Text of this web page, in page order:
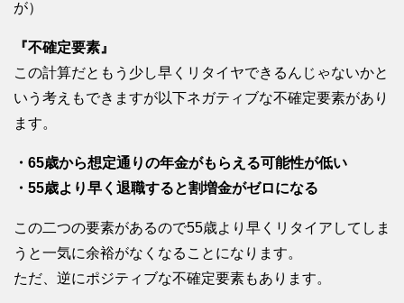
が）
『不確定要素』
この計算だともう少し早くリタイヤできるんじゃないかと
いう考えもできますが以下ネガティブな不確定要素があり
ます。
・65歳から想定通りの年金がもらえる可能性が低い
・55歳より早く退職すると割増金がゼロになる
この二つの要素があるので55歳より早くリタイアしてしま
うと一気に余裕がなくなることになります。
ただ、逆にポジティブな不確定要素もあります。